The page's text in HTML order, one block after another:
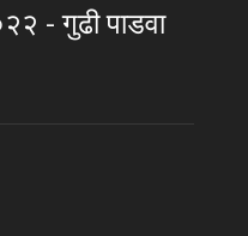
- गुढी पाडवा